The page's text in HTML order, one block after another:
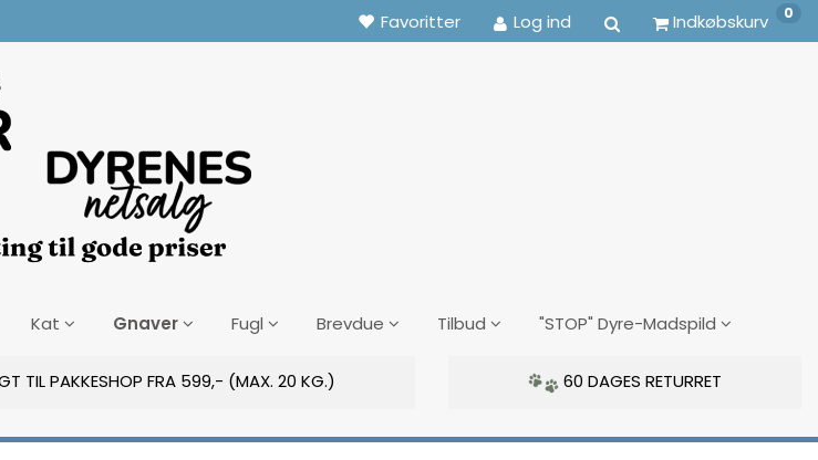
Favoritter Log ind Indkøbskurv 0
Kat Gnaver Fugl Brevdue Tilbud "STOP" Dyre-Madspild
TIL PAKKESHOP FRA 599,- (MAX. 20 KG.) 60 DAGES RETURRET